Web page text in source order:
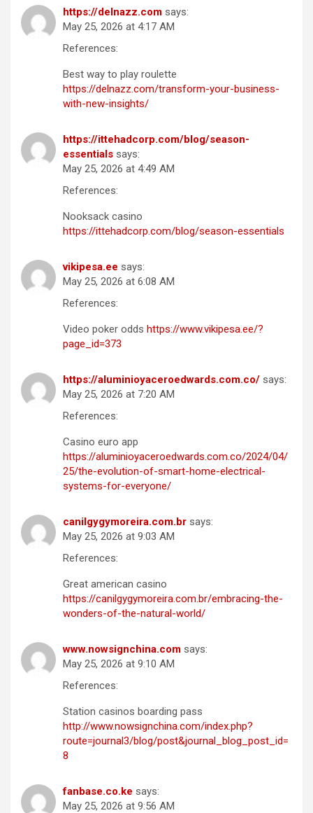
https://delnazz.com says:
May 25, 2026 at 4:17 AM
References:
Best way to play roulette
https://delnazz.com/transform-your-business-
with-new-insights/
https://ittehadcorp.com/blog/season-
essentials says:
May 25, 2026 at 4:49 AM
References:
Nooksack casino
https://ittehadcorp.com/blog/season-essentials
vikipesa.ee says:
May 25, 2026 at 6:08 AM
References:
Video poker odds https://www.vikipesa.ee/?
page_id=373
https://aluminioyaceroedwards.com.co/ says:
May 25, 2026 at 7:20 AM
References:
Casino euro app
https://aluminioyaceroedwards.com.co/2024/04/
25/the-evolution-of-smart-home-electrical-
systems-for-everyone/
canilgygymoreira.com.br says:
May 25, 2026 at 9:03 AM
References:
Great american casino
https://canilgygymoreira.com.br/embracing-the-
wonders-of-the-natural-world/
www.nowsignchina.com says:
May 25, 2026 at 9:10 AM
References:
Station casinos boarding pass
http://www.nowsignchina.com/index.php?
route=journal3/blog/post&journal_blog_post_id=
8
fanbase.co.ke says:
May 25, 2026 at 9:56 AM